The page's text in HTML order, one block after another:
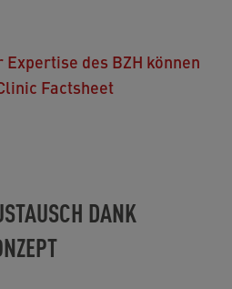
des BZH können
Factsheet
DANK E